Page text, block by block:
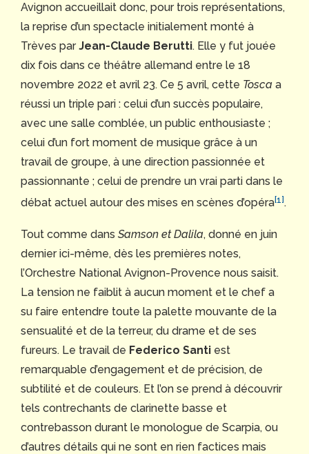
Avignon accueillait donc, pour trois représentations,
la reprise d’un spectacle initialement monté à
Trèves parJean-Claude Berutti. Elle y fut jouée
dix fois dans ce théâtre allemand entre le 18
novembre 2022 et avril 23. Ce 5 avril, cette Tosca a
réussi un triple pari : celui d’un succès populaire,
avec une salle comblée, un public enthousiaste ;
celui d’un fort moment de musique grâce à un
travail de groupe, à une direction passionnée et
passionnante ; celui de prendre un vrai parti dans le
débat actuel autour des mises en scènes d’opéra[1].
Tout comme dans Samson et Dalila, donné en juin
dernier ici-même, dès les premières notes,
l’Orchestre National Avignon-Provence nous saisit.
La tension ne faiblit à aucun moment et le chef a
su faire entendre toute la palette mouvante de la
sensualité et de la terreur, du drame et de ses
fureurs. Le travail de Federico Santi est
remarquable d’engagement et de précision, de
subtilité et de couleurs. Et l’on se prend à découvrir
tels contrechants de clarinette basse et
contrebasson durant le monologue de Scarpia, ou
d’autres détails qui ne sont en rien factices mais